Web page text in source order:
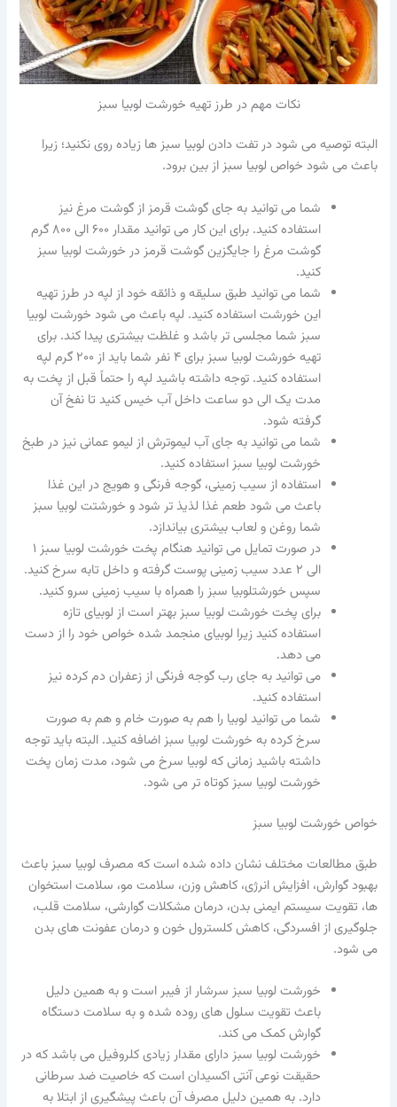
نکات مهم در طرز تهیه خورشت لوبیا سبز
البته توصیه می شود در تفت دادن لوبیا سبز ها زیاده روی نکنید؛ زیرا
باعث می شود خواص لوبیا سبز از بین برود.
شما می توانید به جای گوشت قرمز از گوشت مرغ نیز
استفاده کنید. برای این کار می توانید مقدار ۶۰۰ الی ۸۰۰ گرم
گوشت مرغ را جایگزین گوشت قرمز در خورشت لوبیا سبز
کنید.
شما می توانید طبق سلیقه و ذائقه خود از لپه در طرز تهیه
این خورشت استفاده کنید. لپه باعث می شود خورشت لوبیا
سبز شما مجلسی تر باشد و غلظت بیشتری پیدا کند. برای
تهیه خورشت لوبیا سبز برای ۴ نفر شما باید از ۲۰۰ گرم لپه
استفاده کنید. توجه داشته باشید لپه را حتماً قبل از پخت به
مدت یک الی دو ساعت داخل آب خیس کنید تا نفخ آن
گرفته شود.
شما می توانید به جای آب لیموترش از لیمو عمانی نیز در طبخ
خورشت لوبیا سبز استفاده کنید.
استفاده از سیب زمینی، گوجه فرنگی و هویج در این غذا
باعث می شود طعم غذا لذیذ تر شود و خورشتت لوبیا سبز
شما روغن و لعاب بیشتری بیاندازد.
در صورت تمایل می توانید هنگام پخت خورشت لوبیا سبز ۱
الی ۲ عدد سیب زمینی پوست گرفته و داخل تابه سرخ کنید.
سپس خورشتلوبیا سبز را همراه با سیب زمینی سرو کنید.
برای پخت خورشت لوبیا سبز بهتر است از لوبیای تازه
استفاده کنید زیرا لوبیای منجمد شده خواص خود را از دست
می دهد.
می توانید به جای رب گوجه فرنگی از زعفران دم کرده نیز
استفاده کنید.
شما می توانید لوبیا را هم به صورت خام و هم به صورت
سرخ کرده به خورشت لوبیا سبز اضافه کنید. البته باید توجه
داشته باشید زمانی که لوبیا سرخ می شود، مدت زمان پخت
خورشت لوبیا سبز کوتاه تر می شود.
خواص خورشت لوبیا سبز
طبق مطالعات مختلف نشان داده شده است که مصرف لوبیا سبز باعث
بهبود گوارش، افزایش انرژی، کاهش وزن، سلامت مو، سلامت استخوان
ها، تقویت سیستم ایمنی بدن، درمان مشکلات گوارشی، سلامت قلب،
جلوگیری از افسردگی، کاهش کلسترول خون و درمان عفونت های بدن
می شود.
خورشت لوبیا سبز سرشار از فیبر است و به همین دلیل
باعث تقویت سلول های روده شده و به سلامت دستگاه
گوارش کمک می کند.
خورشت لوبیا سبز دارای مقدار زیادی کلروفیل می باشد که در
حقیقت نوعی آنتی اکسیدان است که خاصیت ضد سرطانی
دارد. به همین دلیل مصرف آن باعث پیشگیری از ابتلا به